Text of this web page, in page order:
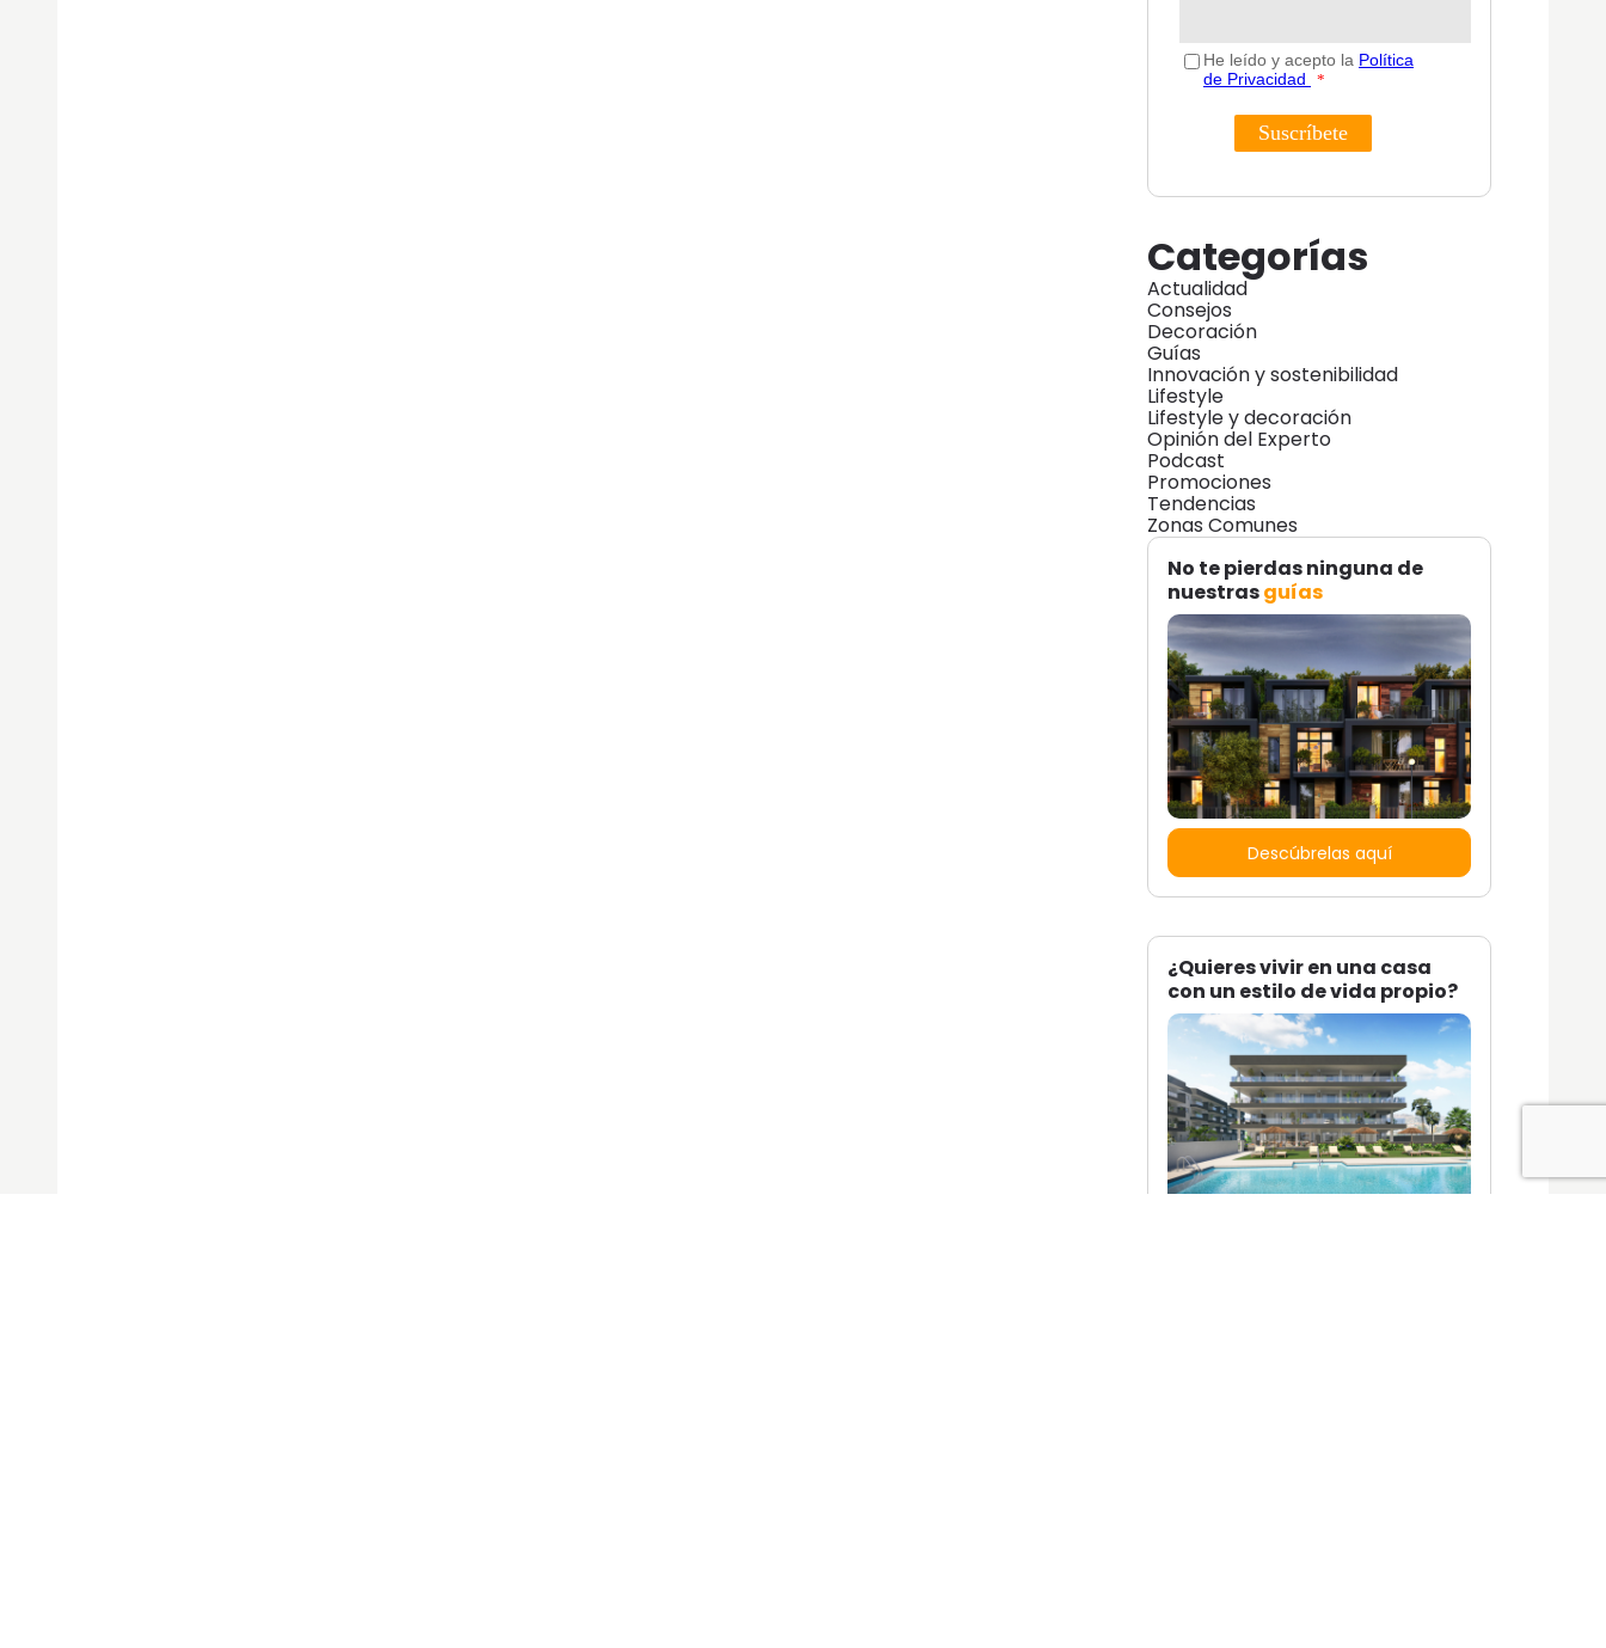
Categorías
Actualidad
Consejos
Decoración
Guías
Innovación y sostenibilidad
Lifestyle
Lifestyle y decoración
Opinión del Experto
Podcast
Promociones
Tendencias
Zonas Comunes
No te pierdas ninguna de
nuestrasguías
Descúbrelas aquí
¿Quieres vivir en una casa
con un estilo de vida propio?